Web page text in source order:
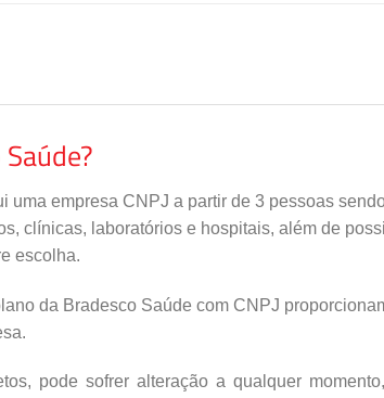
empresa CNPJ a partir de 3 pessoas
clínicas, laboratórios e hospitais, além de
escolha.
da Bradesco Saúde com CNPJ
pode sofrer alteração a qualquer